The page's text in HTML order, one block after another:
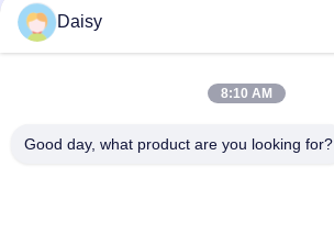
Daisy
8:10 AM
Good day, what product are you looking for?